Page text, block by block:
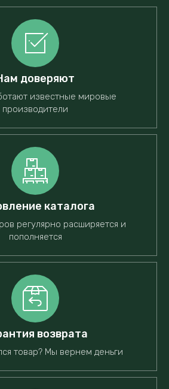
доверяют
известные мировые
производители
каталога
регулярно расширяется и
пополняется
возврата
товар? Мы вернем деньги